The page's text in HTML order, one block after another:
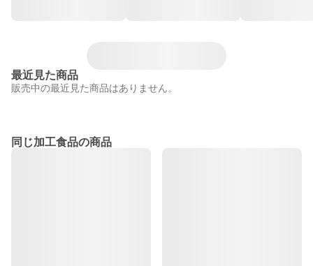
最近見た商品
販売中の最近見た商品はありません。
同じ加工食品の商品